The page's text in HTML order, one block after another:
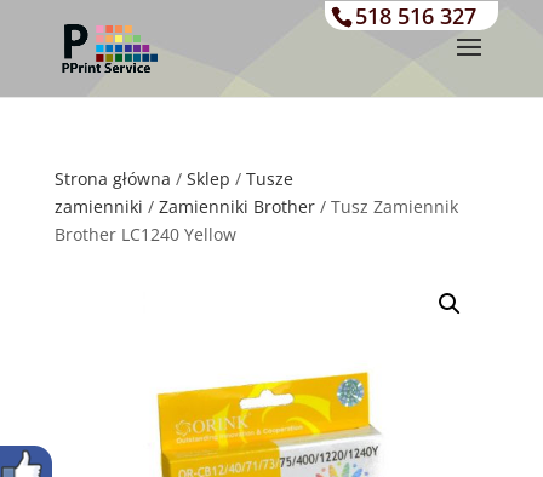
518 516 327
Strona główna / Sklep / Tusze
zamienniki / Zamienniki Brother/ Tusz Zamiennik
Brother LC1240 Yellow